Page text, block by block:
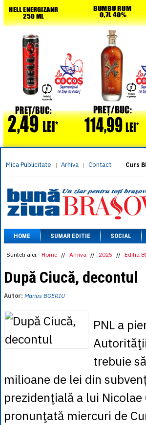
Mica Publicitate | Arhiva | Contact Curs
HOME SUMAR EDITIE SOCIAL
Sunteti aici: Home // Arhiva // 2025 // Editia
După Ciucă, decontul
Autor: Marius BOERIU
PNL a
trebuie
milioane de lei din
prezidenţială a lui
pronunţată miercuri de